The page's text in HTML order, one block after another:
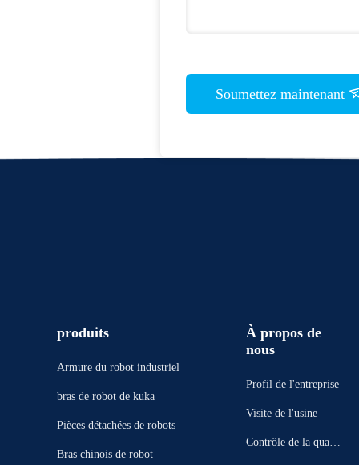
Soumettez maintenant
produits
Armure du robot industriel
bras de robot de kuka
Pièces détachées de robots
Bras chinois de robot
À propos de
nous
Profil de l'entreprise
Visite de l'usine
Contrôle de la qualit